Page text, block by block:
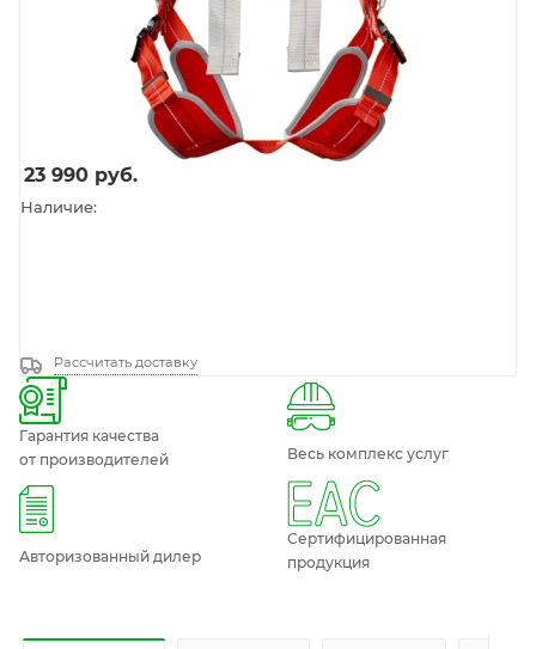
23 990 руб.
Наличие:
Рассчитать доставку
Гарантия качества
от производителей
Весь комплекс услуг
Авторизованный дилер
Сертифицированная
продукция